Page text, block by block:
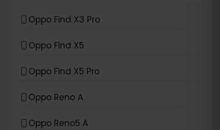
Oppo Find X3 Pro
Oppo Find X5
Oppo Find X5 Pro
Oppo Reno A
Oppo Reno5 A